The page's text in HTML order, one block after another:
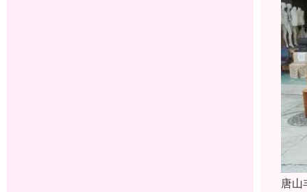
唐山